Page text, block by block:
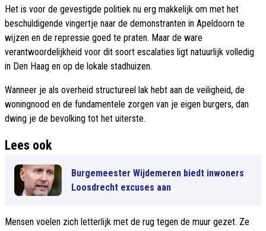
Het is voor de gevestigde politiek nu erg makkelijk om met het
beschuldigende vingertje naar de demonstranten in Apeldoorn te
wijzen en de repressie goed te praten. Maar de ware
verantwoordelijkheid voor dit soort escalaties ligt natuurlijk volledig
in Den Haag en op de lokale stadhuizen.
Wanneer je als overheid structureel lak hebt aan de veiligheid, de
woningnood en de fundamentele zorgen van je eigen burgers, dan
dwing je de bevolking tot het uiterste.
Lees ook
Burgemeester Wijdemeren biedt inwoners
Loosdrecht excuses aan
Mensen voelen zich letterlijk met de rug tegen de muur gezet. Ze